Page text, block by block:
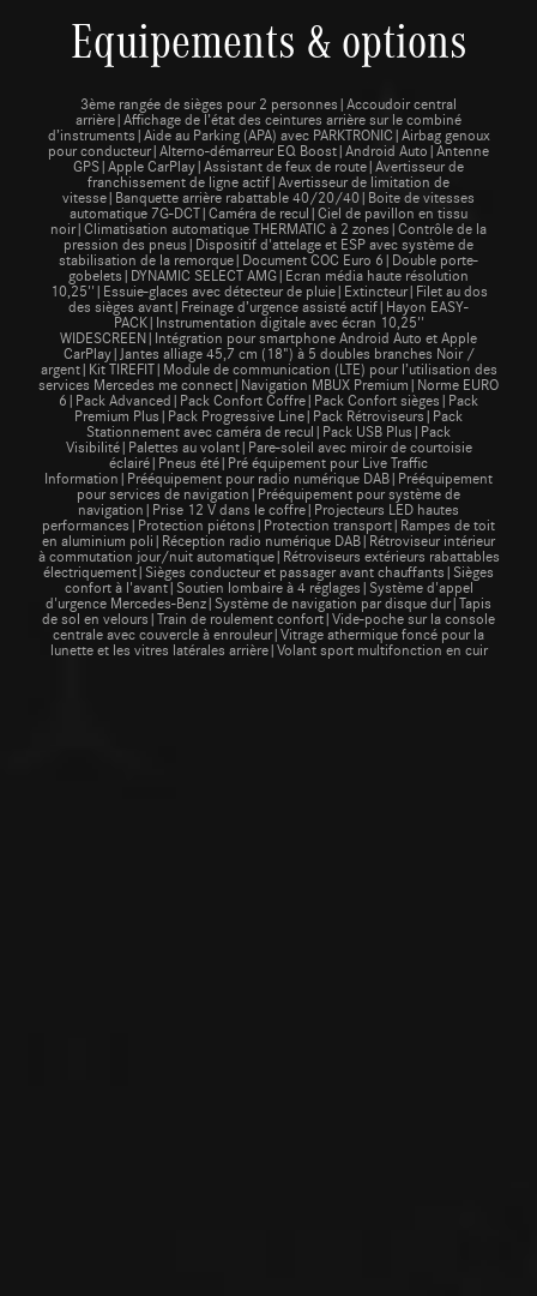
Equipements & options
3ème rangée de sièges pour 2 personnes|Accoudoir central
arrière|Affichage de l’état des ceintures arrière sur le combiné
d’instruments|Aide au Parking (APA) avec PARKTRONIC|Airbag genoux
pour conducteur|Alterno-démarreur EQ Boost|Android Auto|Antenne
GPS|Apple CarPlay|Assistant de feux de route|Avertisseur de
franchissement de ligne actif|Avertisseur de limitation de
vitesse|Banquette arrière rabattable 40/20/40|Boite de vitesses
automatique 7G-DCT|Caméra de recul|Ciel de pavillon en tissu
noir|Climatisation automatique THERMATIC à 2 zones|Contrôle de la
pression des pneus|Dispositif d'attelage et ESP avec système de
stabilisation de la remorque|Document COC Euro 6|Double porte-
gobelets|DYNAMIC SELECT AMG|Ecran média haute résolution
10,25''|Essuie-glaces avec détecteur de pluie|Extincteur|Filet au dos
des sièges avant|Freinage d’urgence assisté actif|Hayon EASY-
PACK|Instrumentation digitale avec écran 10,25''
WIDESCREEN|Intégration pour smartphone Android Auto et Apple
CarPlay|Jantes alliage 45,7 cm (18") à 5 doubles branches Noir /
argent|Kit TIREFIT|Module de communication (LTE) pour l’utilisation des
services Mercedes me connect|Navigation MBUX Premium|Norme EURO
6|Pack Advanced|Pack Confort Coffre|Pack Confort sièges|Pack
Premium Plus|Pack Progressive Line|Pack Rétroviseurs|Pack
Stationnement avec caméra de recul|Pack USB Plus|Pack
Visibilité|Palettes au volant|Pare-soleil avec miroir de courtoisie
éclairé|Pneus été|Pré équipement pour Live Traffic
Information|Prééquipement pour radio numérique DAB|Prééquipement
pour services de navigation|Prééquipement pour système de
navigation|Prise 12 V dans le coffre|Projecteurs LED hautes
performances|Protection piétons|Protection transport|Rampes de toit
en aluminium poli|Réception radio numérique DAB|Rétroviseur intérieur
à commutation jour/nuit automatique|Rétroviseurs extérieurs rabattables
électriquement|Sièges conducteur et passager avant chauffants|Sièges
confort à l'avant|Soutien lombaire à 4 réglages|Système d'appel
d'urgence Mercedes-Benz|Système de navigation par disque dur|Tapis
de sol en velours|Train de roulement confort|Vide-poche sur la console
centrale avec couvercle à enrouleur|Vitrage athermique foncé pour la
lunette et les vitres latérales arrière|Volant sport multifonction en cuir